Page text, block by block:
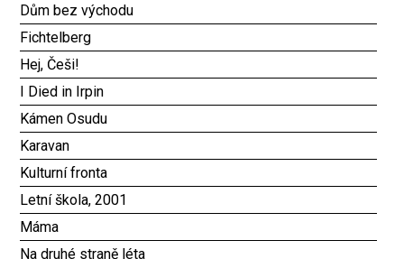
Dům bez východu
Fichtelberg
Hej, Češi!
I Died in Irpin
Kámen Osudu
Karavan
Kulturní fronta
Letní škola, 2001
Máma
Na druhé straně léta